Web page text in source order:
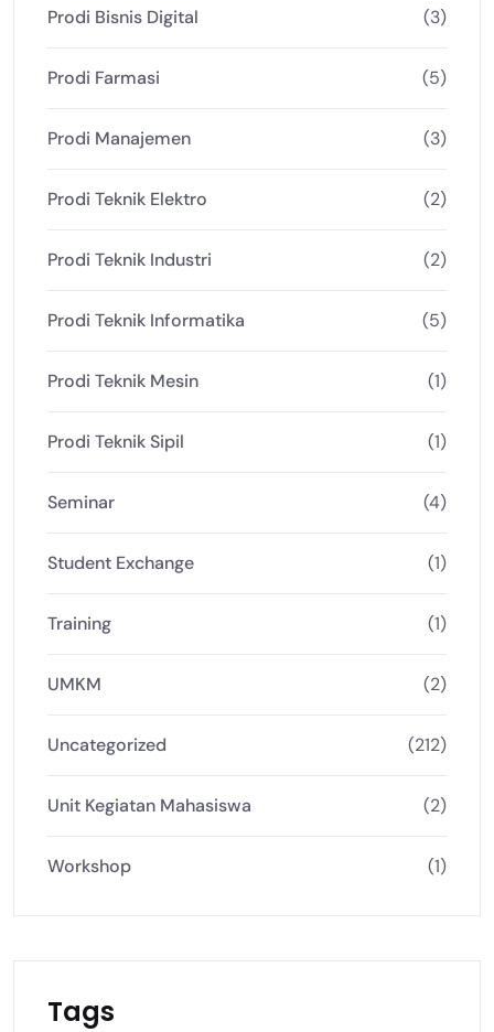
Prodi Bisnis Digital (3)
Prodi Farmasi (5)
Prodi Manajemen (3)
Prodi Teknik Elektro (2)
Prodi Teknik Industri (2)
Prodi Teknik Informatika (5)
Prodi Teknik Mesin (1)
Prodi Teknik Sipil (1)
Seminar (4)
Student Exchange (1)
Training (1)
UMKM (2)
Uncategorized (212)
Unit Kegiatan Mahasiswa (2)
Workshop (1)
Tags